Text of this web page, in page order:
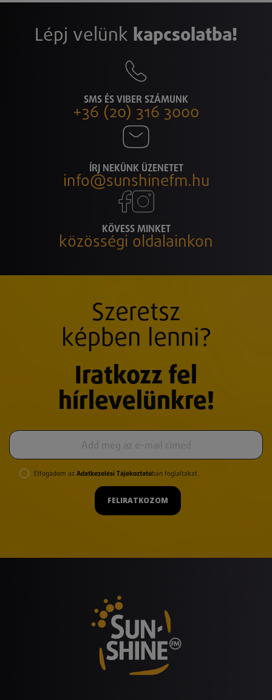
Lépj velünk kapcsolatba!
SMS ÉS VIBER SZÁMUNK
+36 (20) 316 3000
ÍRJ NEKÜNK ÜZENETET
info@sunshinefm.hu
KÖVESS MINKET
közösségi oldalainkon
Szeretsz
képben lenni?
Iratkozz fel
hírlevelünkre!
Elfogadom az Adatkezelési Tájékoztatóban foglaltakat.
FELIRATKOZOM